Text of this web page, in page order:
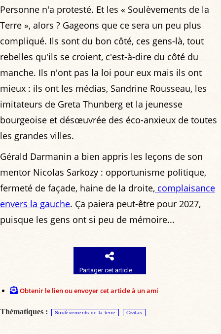
Personne n'a protesté. Et les « Soulèvements de la
Terre », alors ? Gageons que ce sera un peu plus
compliqué. Ils sont du bon côté, ces gens-là, tout
rebelles qu'ils se croient, c'est-à-dire du côté du
manche. Ils n'ont pas la loi pour eux mais ils ont
mieux : ils ont les médias, Sandrine Rousseau, les
imitateurs de Greta Thunberg et la jeunesse
bourgeoise et désœuvrée des éco-anxieux de toutes
les grandes villes.
Gérald Darmanin a bien appris les leçons de son
mentor Nicolas Sarkozy : opportunisme politique,
fermeté de façade, haine de la droite, complaisance
envers la gauche. Ça paiera peut-être pour 2027,
puisque les gens ont si peu de mémoire...
Partager cet article
Obtenir le lien ou envoyer cet article à un ami
Thématiques : Soulèvements de la terre Civitas